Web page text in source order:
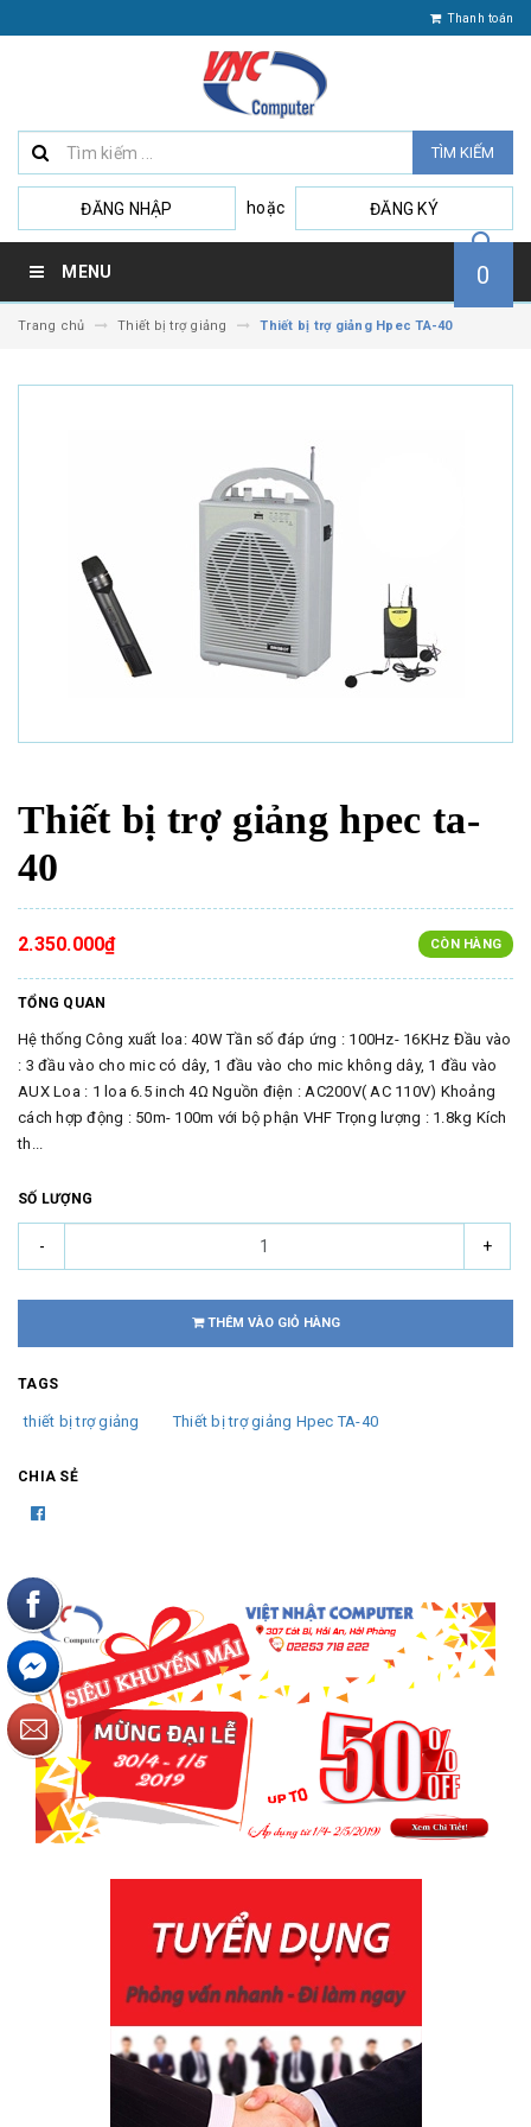
Thanh toán
TÌM KIẾM
ĐĂNG NHẬP hoặc ĐĂNG KÝ
MENU 0
Trang chủ Thiết bị trợ giảng Thiết bị trợ giảng Hpec TA-40
Thiết bị trợ giảng hpec ta-
40
2.350.000₫ CÒN HÀNG
TỔNG QUAN
Hệ thống Công xuất loa: 40W Tần số đáp ứng : 100Hz- 16KHz Đầu vào
: 3 đầu vào cho mic có dây, 1 đầu vào cho mic không dây, 1 đầu vào
AUX Loa : 1 loa 6.5 inch 4Ω Nguồn điện : AC200V( AC 110V) Khoảng
cách hợp động : 50m- 100m với bộ phận VHF Trọng lượng : 1.8kg Kích
th...
SỐ LƯỢNG
- +
THÊM VÀO GIỎ HÀNG
TAGS
thiết bị trợ giảng Thiết bị trợ giảng Hpec TA-40
CHIA SẺ